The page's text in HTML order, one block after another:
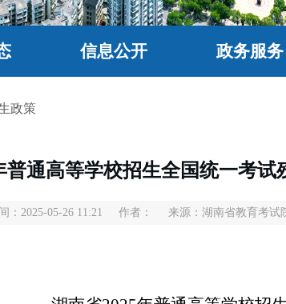
信息公开 政务服务
政策
普通高等学校招生全国统一考
：2025-05-26 11:21 作者： 来源：湖南省教育考试